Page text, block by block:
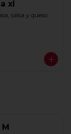
xl
salsa y queso